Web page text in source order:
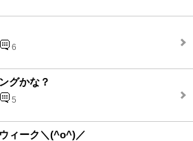
6
グかな？
5
ィーク＼(^o^)／